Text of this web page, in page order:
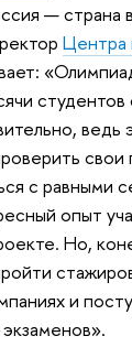
— страна
Центра
ведь
с равными
опыт
Но,
и